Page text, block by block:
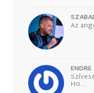
Az
ENDRE
Ho…